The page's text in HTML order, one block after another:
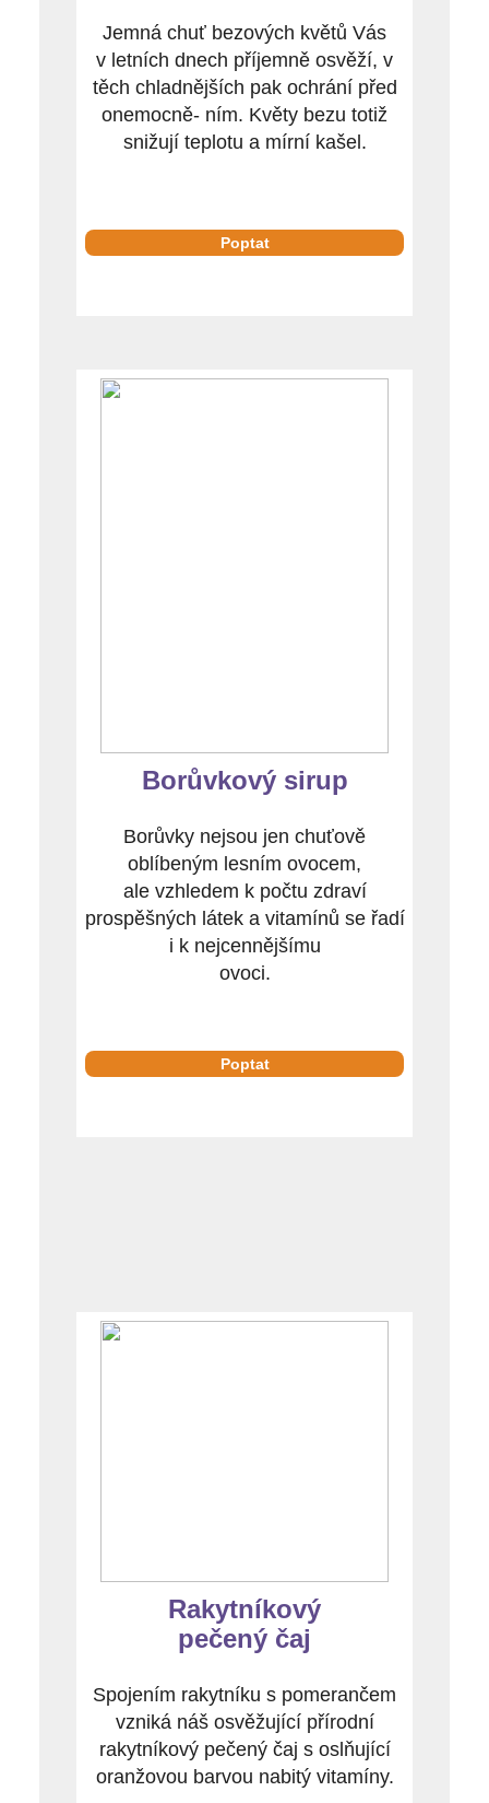
Jemná chuť bezových květů Vás
v letních dnech příjemně osvěží, v
těch chladnějších pak ochrání před
onemocně- ním. Květy bezu totiž
snižují teplotu a mírní kašel.
Poptat
Borůvkový sirup
Borůvky nejsou jen chuťově
oblíbeným lesním ovocem,
ale vzhledem k počtu zdraví
prospěšných látek a vitamínů se řadí
i k nejcennějšímu
ovoci.
Poptat
Rakytníkový
pečený čaj
Spojením rakytníku s pomerančem
vzniká náš osvěžující přírodní
rakytníkový pečený čaj s oslňující
oranžovou barvou nabitý vitamíny.